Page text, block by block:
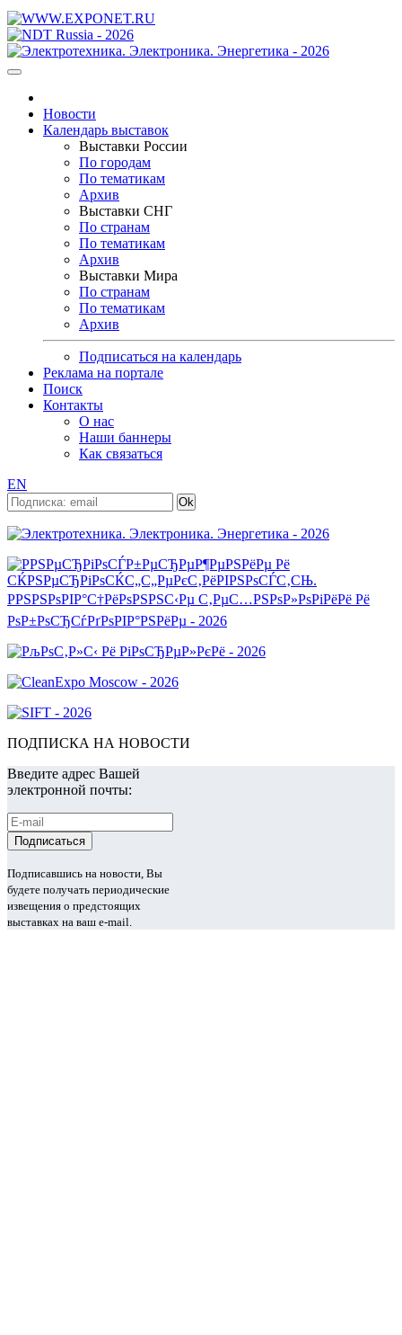
Новости
Календарь выставок
Выставки России
По городам
По тематикам
Архив
Выставки СНГ
По странам
По тематикам
Архив
Выставки Мира
По странам
По тематикам
Архив
Подписаться на календарь
Реклама на портале
Поиск
Контакты
О нас
Наши баннеры
Как связаться
EN
ПОДПИСКА НА НОВОСТИ
Введите адрес Вашей
электронной почты:
Подписавшись на новости, Вы
будете получать периодические
извещения о предстоящих
выставках на ваш e-mail.